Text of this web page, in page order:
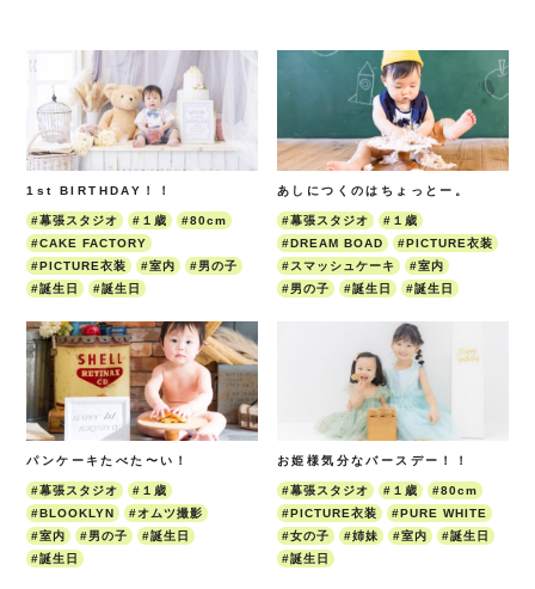
1st BIRTHDAY！！
#幕張スタジオ #１歳
#80cm
#CAKE FACTORY
#PICTURE衣装
#室内
#男の子
#誕生日
#誕生日
あしにつくのはちょっとー。
#幕張スタジオ
#１歳
#DREAM BOAD
#PICTURE衣装
#スマッシュケーキ
#室内
#男の子
#誕生日 #誕生日
パンケーキたべた〜い！
#幕張スタジオ
#１歳
#BLOOKLYN
#オムツ撮影
#室内
#男の子
#誕生日
#誕生日
お姫様気分なバースデー！！
#幕張スタジオ #１歳
#80cm
#PICTURE衣装
#PURE WHITE
#女の子
#姉妹 #室内
#誕生日
#誕生日